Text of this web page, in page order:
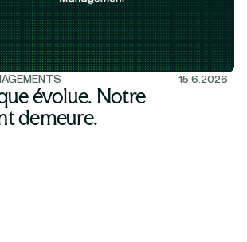
15.6.2026
évolue. Notre
demeure.